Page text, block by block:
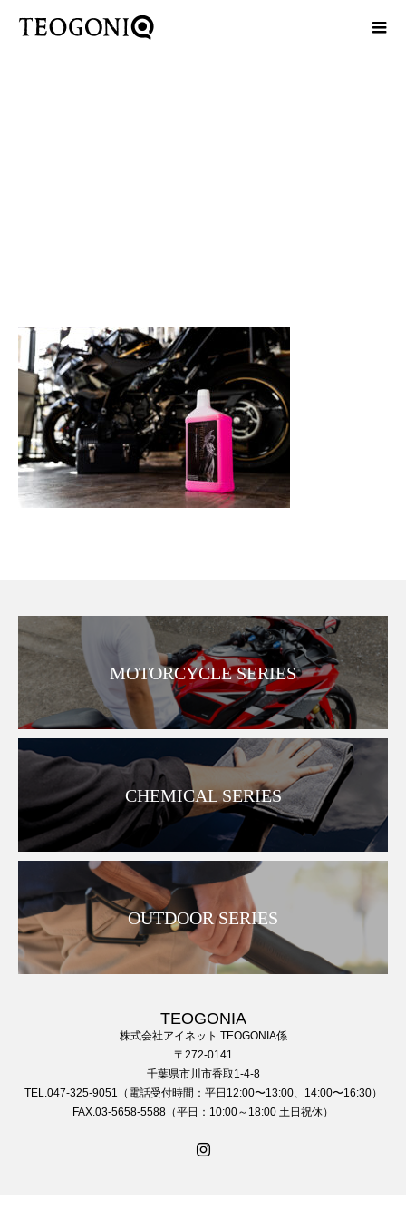
MOTORCYCLE SERIES
CHEMICAL SERIES
OUTDOOR SERIES
TEOGONIA
株式会社アイネット TEOGONIA係
〒272-0141
千葉県市川市香取1-4-8
TEL.047-325-9051（電話受付時間：平日12:00〜13:00、14:00〜16:30）
FAX.03-5658-5588（平日：10:00～18:00 土日祝休）